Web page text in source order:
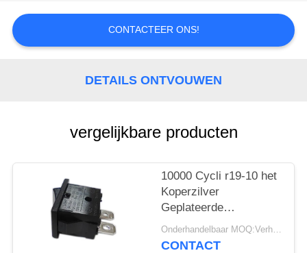
GEVALLEN
SITEMAP
CONTACTEER ONS!
DETAILS ONTVOUWEN
vergelijkbare producten
10000 Cycli r19-10 het
Koperzilver
Geplateerde
Eindpa66/pc
Huisvesting van de
Onderhandelbaar MOQ:Verhandelbaar
CONTACT